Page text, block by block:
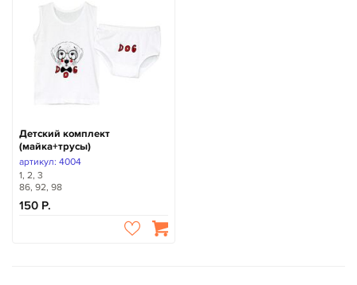
Детский комплект
(майка+трусы)
артикул: 4004
1, 2, 3
86, 92, 98
150